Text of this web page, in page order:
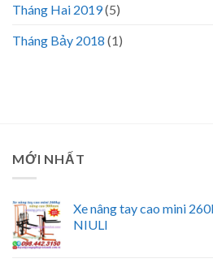
Tháng Hai 2019(5)
Tháng Bảy 2018 (1)
MỚI NHẤT
Xe nâng tay cao mini
NIULI